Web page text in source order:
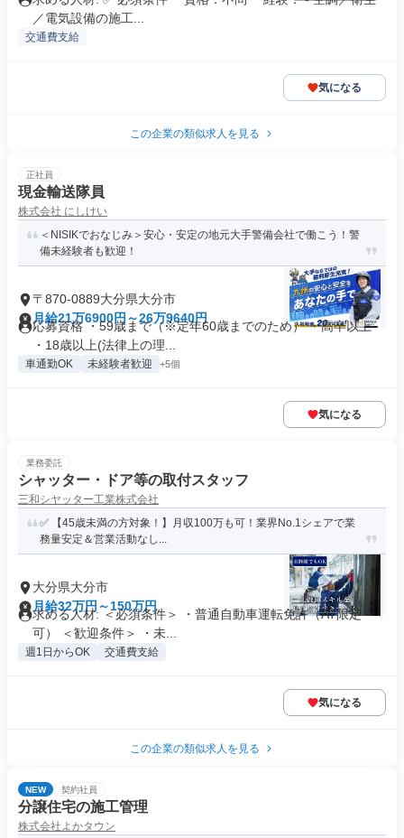
／電気設備の施工...
交通費支給
気になる
この企業の類似求人を見る
正社員
現金輸送隊員
株式会社 にしけい
＜NISIKでおなじみ＞安心・安定の地元大手警備会社で働こう！警
備未経験者も歓迎！
〒870-0889大分県大分市
月給21万6900円～26万9640円
応募資格 ・59歳まで（※定年60歳までのため） ・高卒以上
・18歳以上(法律上の理...
車通勤OK 未経験者歓迎 +5個
気になる
業務委託
シャッター・ドア等の取付スタッフ
三和シヤッター工業株式会社
✅ 【45歳未満の方対象！】月収100万も可！業界No.1シェアで業
務量安定＆営業活動なし...
大分県大分市
月給32万円～150万円
求める人材: ＜必須条件＞ ・普通自動車運転免許（AT限定
可） ＜歓迎条件＞ ・未...
週1日からOK 交通費支給
気になる
この企業の類似求人を見る
NEW 契約社員
分譲住宅の施工管理
株式会社よかタウン